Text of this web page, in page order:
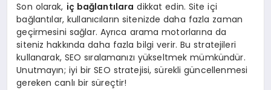
Son olarak, iç bağlantılara dikkat edin. Site içi
bağlantılar, kullanıcıların sitenizde daha fazla zaman
geçirmesini sağlar. Ayrıca arama motorlarına da
siteniz hakkında daha fazla bilgi verir. Bu stratejileri
kullanarak, SEO sıralamanızı yükseltmek mümkündür.
Unutmayın; iyi bir SEO stratejisi, sürekli güncellenmesi
gereken canlı bir süreçtir!